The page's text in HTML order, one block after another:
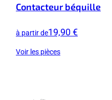
Contacteur béquille
à partir de19,90 €
Voir les pièces